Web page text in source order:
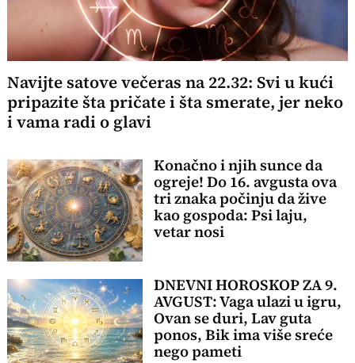
Navijte satove večeras na 22.32: Svi u kući
pripazite šta pričate i šta smerate, jer neko
i vama radi o glavi
Konačno i njih sunce da
ogreje! Do 16. avgusta ova
tri znaka počinju da žive
kao gospoda: Psi laju,
vetar nosi
DNEVNI HOROSKOP ZA 9.
AVGUST: Vaga ulazi u igru,
Ovan se duri, Lav guta
ponos, Bik ima više sreće
nego pameti